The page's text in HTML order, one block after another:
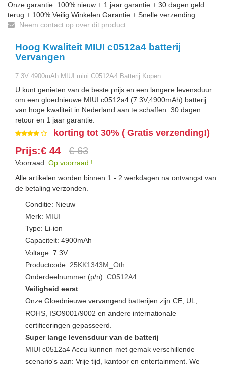
Onze garantie: 100% nieuw + 1 jaar garantie + 30 dagen geld
terug + 100% Veilig Winkelen Garantie + Snelle verzending.
Neem contact op over dit product
Hoog Kwaliteit MIUI c0512a4 batterij
Vervangen
7.3V 4900mAh MIUI mini C0512A4 Batterij Kopen
U kunt genieten van de beste prijs en een langere levensduur
om een gloednieuwe MIUI c0512a4 (7.3V,4900mAh) batterij
van hoge kwaliteit in Nederland aan te schaffen. 30 dagen
retour en 1 jaar garantie.
korting tot 30% ( Gratis verzending!)
Prijs:€ 44 € 63
Voorraad: Op voorraad !
Alle artikelen worden binnen 1 - 2 werkdagen na ontvangst van
de betaling verzonden.
Conditie: Nieuw
Merk: MIUI
Type: Li-ion
Capaciteit: 4900mAh
Voltage: 7.3V
Productcode: 25KK1343M_Oth
Onderdeelnummer (p/n): C0512A4
Veiligheid eerst
Onze Gloednieuwe vervangend batterijen zijn CE, UL,
ROHS, ISO9001/9002 en andere internationale
certificeringen gepasseerd.
Super lange levensduur van de batterij
MIUI c0512a4 Accu kunnen met gemak verschillende
scenario's aan: Vrije tijd, kantoor en entertainment. We